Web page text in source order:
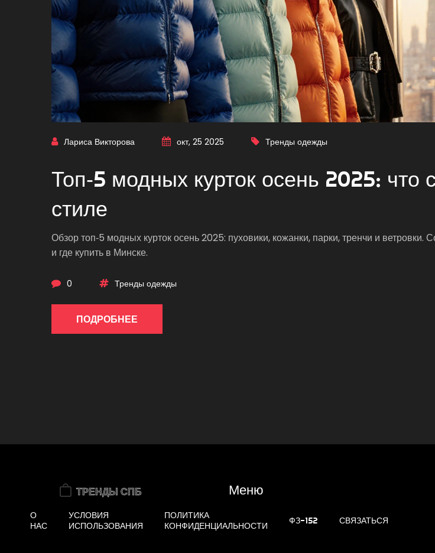
Лариса Викторова окт, 25 2025 Тренды одежды
Топ‑5 модных курток осень 2025: что
стиле
Обзор топ‑5 модных курток осень 2025: пуховики, кожанки, парки, тренчи и ветровки.
и где купить в Минске.
0 Тренды одежды
ПОДРОБНЕЕ
Меню
О
НАС
УСЛОВИЯ
ИСПОЛЬЗОВАНИЯ
ПОЛИТИКА
КОНФИДЕНЦИАЛЬНОСТИ
ФЗ-152 СВЯЗАТЬСЯ